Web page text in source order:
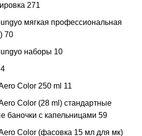
271
мягкая профессиональная
70
наборы 10
4
Color 250 ml 11
Color (28 ml) стандартные
баночки с капельницами 59
Color (фасовка 15 мл для мк)